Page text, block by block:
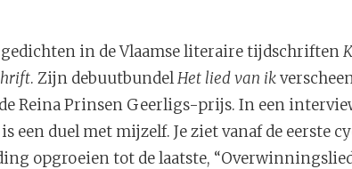
in de Vlaamse literaire tijdschriften
. Zijn debuutbundelHet lied van ik
Reina Prinsen Geerligs-prijs. In een
een duel met mijzelf. Je ziet vanaf de eerste
opgroeien tot de laatste,